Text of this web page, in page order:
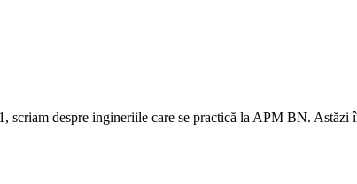
scriam despre ingineriile care se practică la APM BN.